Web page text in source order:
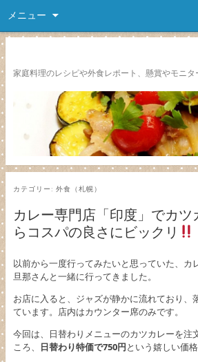
メニュー
家庭料理のレシピや外食レポート、懸賞やモニ
カテゴリー: 外食（札幌）
カレー専門店「印度」でカツ
らコスパの良さにビックリ
以前から一度行ってみたいと思っていた、カ
旦那さんと一緒に行ってきました。
お店に入ると、ジャズが静かに流れており、
ています。店内はカウンター席のみです。
今回は、日替わりメニューのカツカレーを注
ころ、
日替わり特価で750円という嬉しい価格